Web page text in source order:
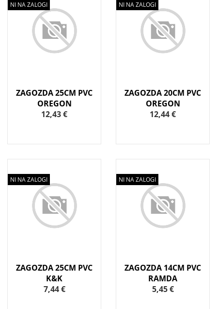
NI NA ZALOGI
ZAGOZDA 25CM PVC
OREGON
12,43 €
NI NA ZALOGI
ZAGOZDA 20CM PVC
OREGON
12,44 €
NI NA ZALOGI
ZAGOZDA 25CM PVC
K&K
7,44 €
NI NA ZALOGI
ZAGOZDA 14CM PVC
RAMDA
5,45 €